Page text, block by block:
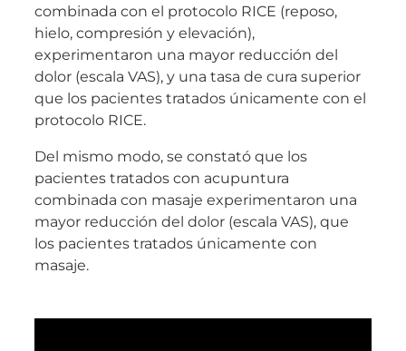
combinada con el protocolo RICE (reposo,
hielo, compresión y elevación),
experimentaron una mayor reducción del
dolor (escala VAS), y una tasa de cura superior
que los pacientes tratados únicamente con el
protocolo RICE.
Del mismo modo, se constató que los
pacientes tratados con acupuntura
combinada con masaje experimentaron una
mayor reducción del dolor (escala VAS), que
los pacientes tratados únicamente con
masaje.